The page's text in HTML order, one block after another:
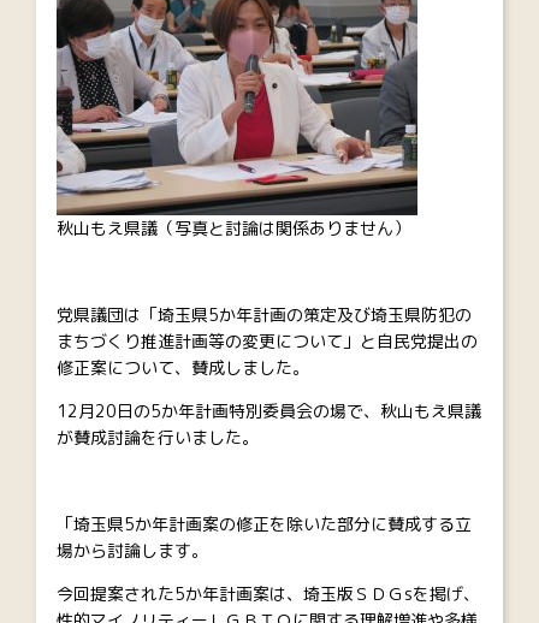
秋山もえ県議（写真と討論は関係ありません）
党県議団は「埼玉県5か年計画の策定及び埼玉県防犯の
まちづくり推進計画等の変更について」と自民党提出の
修正案について、賛成しました。
12月20日の5か年計画特別委員会の場で、秋山もえ県議
が賛成討論を行いました。
「埼玉県5か年計画案の修正を除いた部分に賛成する立
場から討論します。
今回提案された5か年計画案は、埼玉版ＳＤＧsを掲げ、